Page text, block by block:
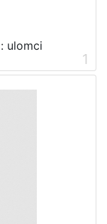
ulomci
1